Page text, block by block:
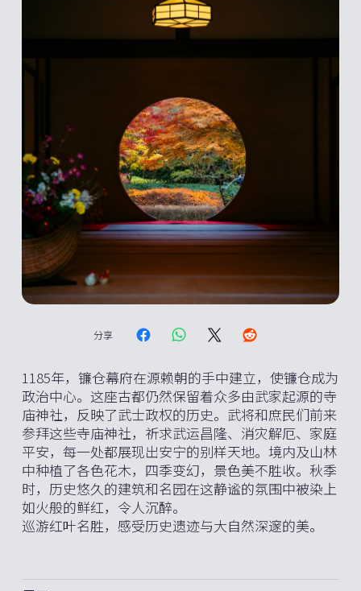
分享
1185年，镰仓幕府在源赖朝的手中建立，使镰仓成为
政治中心。这座古都仍然保留着众多由武家起源的寺
庙神社，反映了武士政权的历史。武将和庶民们前来
参拜这些寺庙神社，祈求武运昌隆、消灾解厄、家庭
平安，每一处都展现出安宁的别样天地。境内及山林
中种植了各色花木，四季变幻，景色美不胜收。秋季
时，历史悠久的建筑和名园在这静谧的氛围中被染上
如火般的鲜红，令人沉醉。
巡游红叶名胜，感受历史遗迹与大自然深邃的美。